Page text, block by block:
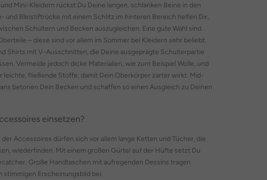
Mini-Kleidern rückst Du Deine langen, schlanken Beine in den
und Bleistiftröcke mit einem Schlitz im hinteren Bereich helfen Dir,
Schultern und Becken auszugleichen. Eine gute Wahl sind
– diese sind vor allem im Sommer bei Kleidern sehr beliebt.
Shirts mit V-Ausschnitten, die Deine ausgeprägte Schulterpartie
Vermeide jedoch dicke Materialien, wie zum Beispiel Wolle, und
leichte, fließende Stoffe, damit Dein Oberkörper zarter wirkt. Mid-
betonen Dein Becken und schaffen so einen Ausgleich zu Deinen
einsetzen?
Accessoires dürfen sich vor allem lange Ketten und Tücher, die
wiederfinden. Mit einem großen Gürtel auf der Hüfte setzt Du
Große Handtaschen mit aufregenden Dessins tragen
stimmigen Erscheinungsbild bei.